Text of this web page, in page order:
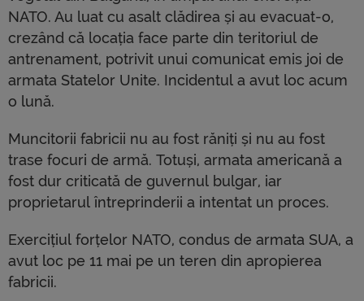
NATO. Au luat cu asalt clădirea și au evacuat-o,
crezând că locația face parte din teritoriul de
antrenament, potrivit unui comunicat emis joi de
armata Statelor Unite. Incidentul a avut loc acum
o lună.
Muncitorii fabricii nu au fost răniți și nu au fost
trase focuri de armă. Totuși, armata americană a
fost dur criticată de guvernul bulgar, iar
proprietarul întreprinderii a intentat un proces.
Exercițiul forțelor NATO, condus de armata SUA, a
avut loc pe 11 mai pe un teren din apropierea
fabricii.